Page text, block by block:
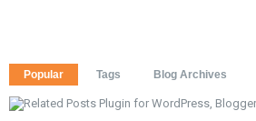
Popular Tags Blog Archives